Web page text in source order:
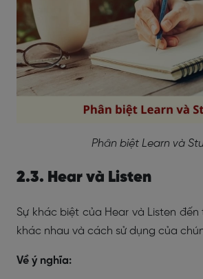
Phân biệt Learn và
2.3. Hear và Listen
Sự khác biệt của Hear và Listen
khác nhau và cách sử dụng của
Về ý nghĩa: